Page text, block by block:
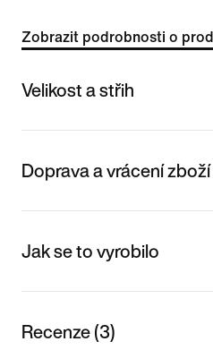
Zobrazit podrobnosti o
Velikost a střih
Doprava a vrácení zboží
Jak se to vyrobilo
Recenze (3)